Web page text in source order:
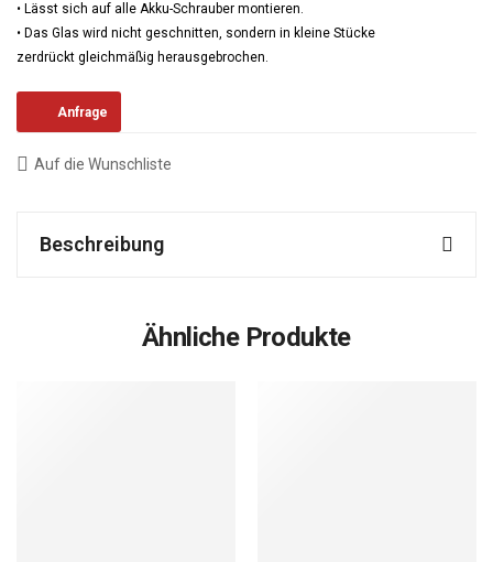
• Lässt sich auf alle Akku-Schrauber montieren.
• Das Glas wird nicht geschnitten, sondern in kleine Stücke
zerdrückt gleichmäßig herausgebrochen.
Anfrage
Auf die Wunschliste
Beschreibung
Ähnliche Produkte